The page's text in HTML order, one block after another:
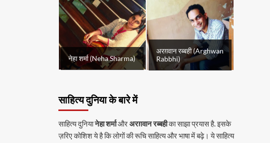
नेहा शर्मा (Neha Sharma)
अरग़वान रब्बही (Arghwan
Rabbhi)
साहित्य दुनिया के बारे में
साहित्य दुनियानेहा शर्माऔरअरग़वान रब्बहीका साझा प्रयास है. इसके
ज़रिए कोशिश ये है कि लोगों की रूचि साहित्य और भाषा में बढ़े। ये साहित्य